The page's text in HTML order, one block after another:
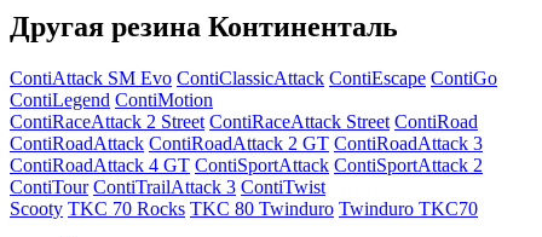
Другая резина Континенталь
ContiAttack SM Evo ContiClassicAttack ContiEscape ContiGo
ContiLegend ContiMotion
ContiRaceAttack 2 Street ContiRaceAttack Street ContiRoad
ContiRoadAttack ContiRoadAttack 2 GT ContiRoadAttack 3
ContiRoadAttack 4 GT ContiSportAttack ContiSportAttack 2
ContiTour ContiTrailAttack 3 ContiTwist
Scooty TKC 70 Rocks TKC 80 Twinduro Twinduro TKC70